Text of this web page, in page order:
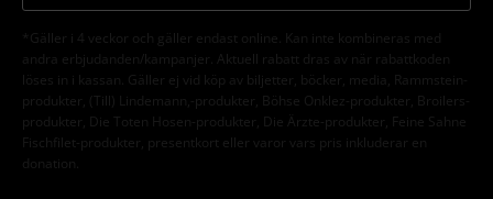
*Gäller i 4 veckor och gäller endast online. Kan inte kombineras med
andra erbjudanden/kampanjer. Aktuell rabatt dras av när rabattkoden
löses in i kassan. Gäller ej vid köp av biljetter, böcker, media, Rammstein-
produkter, (Till) Lindemann,-produkter, Böhse Onklez-produkter, Broilers-
produkter, Die Toten Hosen-produkter, Die Ärzte-produkter, Feine Sahne
Fischfilet-produkter, presentkort eller varor vars pris inkluderar en
donation.